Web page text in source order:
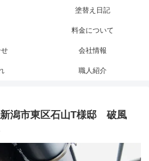
塗替え日記
料金について
会社情報
職人紹介
新潟市東区石山T様邸 破風